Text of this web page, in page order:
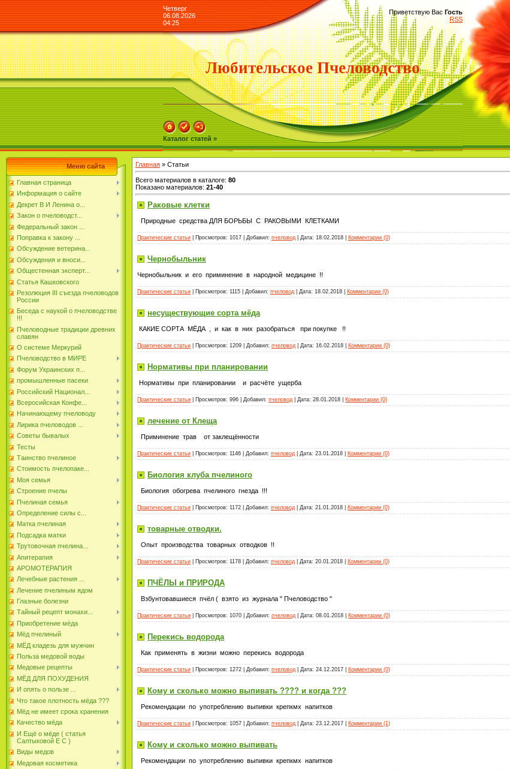
Четверг
06.08.2026
04:25
Приветствую Вас Гость
RSS
Любительское Пчеловодство
Каталог статей »
Меню сайта
Главная страница
Информация о сайте
Декрет В И Ленина о...
Закон о пчеловодст...
Федеральный закон ...
Поправка к закону ...
Обсуждение ветерина...
Обсуждения и вноси...
Общестенная эксперт...
Статья Кашковского
Резолюция III съезда пчеловодов
России
Беседа с наукой о пчеловодстве
!!!
Пчеловодные традиции древних
славян
О системе Меркурий
Пчеловодство в МИРЕ
Форум Украинских п...
промышленные пасеки
Российский Национал...
Всеросийская Конфе...
Начинающему пчеловоду
Лирика пчеловодов ...
Советы бывалых
Тесты
Таинство пчелиное
Стоимость пчелопаке...
Моя семья
Строение пчелы
Пчелиная семья
Определение силы с...
Матка пчелиная
Подсадка матки
Трутовочная пчелина...
Апитерапия
АРОМОТЕРАПИЯ
Лечебные растения ...
Лечение пчелиным ядом
Глазные болезни
Тайный рецепт монахи...
Приобретение мёда
Мёд пчелиный
МЁД кладезь для мужчин
Польза медовой воды
Медовые рецепты
МЁД ДЛЯ ПОХУДЕНИЯ
И опять о пользе ...
Что такое плотность мёда ???
Мёд не имеет срока хранения
Качество мёда
И Ещё о мёде ( статья
Салтыковой Е С )
Виды медов
Медовая косметика
Главная » Статьи
Всего материалов в каталоге: 80
Показано материалов: 21-40
Раковые клетки
Природные средства ДЛЯ БОРЬБЫ С РАКОВЫМИ КЛЕТКАМИ
Практические статьи | Просмотров: 1017 | Добавил: пчеловод | Дата: 18.02.2018 Комментарии (0)
Чернобыльник
Чернобыльник и его приминение в народной медицине !!
Практические статьи | Просмотров: 1115 | Добавил: пчеловод | Дата: 18.02.2018 Комментарии (0)
несуществующие сорта мёда
КАКИЕ СОРТА МЁДА , и как в них разобраться при покупке !!
Практические статьи | Просмотров: 1209 | Добавил: пчеловод | Дата: 16.02.2018 Комментарии (0)
Нормативы при планировании
Нормативы при планировании и расчёте ущерба
Практические статьи | Просмотров: 996 | Добавил: пчеловод | Дата: 28.01.2018 Комментарии (0)
лечение от Клеща
Приминение трав от заклещённости
Практические статьи | Просмотров: 1146 | Добавил: пчеловод | Дата: 23.01.2018 Комментарии (0)
Биология клуба пчелиного
Биология обогрева пчелиного гнезда !!!
Практические статьи | Просмотров: 1172 | Добавил: пчеловод | Дата: 21.01.2018 Комментарии (0)
товарные отводки.
Опыт производства товарных отводков !!
Практические статьи | Просмотров: 1178 | Добавил: пчеловод | Дата: 20.01.2018 Комментарии (0)
ПЧЁЛЫ и ПРИРОДА
Взбунтовавшиеся пчёл ( взято из журнала " Пчеловодство "
Практические статьи | Просмотров: 1070 | Добавил: пчеловод | Дата: 08.01.2018 Комментарии (0)
Перекись водорода
Как применять в жизни можно перекись водорода
Практические статьи | Просмотров: 1272 | Добавил: пчеловод | Дата: 24.12.2017 Комментарии (0)
Кому и сколько можно выпивать ???? и когда ???
Рекомендации по употреблению выпивки крепкмх напитков
Практические статьи | Просмотров: 1057 | Добавил: пчеловод | Дата: 23.12.2017 Комментарии (1)
Кому и сколько можно выпивать
Рекомендации по употреблению выпивки крепкмх напитков